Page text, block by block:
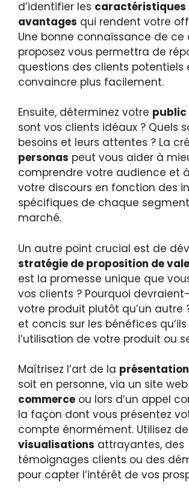
d’identifier les caractéristiques
avantages qui rendent votre
Une bonne connaissance de ce
proposez vous permettra de
questions des clients potentiels
convaincre plus facilement.
Ensuite, déterminez votre public
sont vos clients idéaux ? Quels
besoins et leurs attentes ? La
personas peut vous aider à
comprendre votre audience et
votre discours en fonction des
spécifiques de chaque
marché.
Un autre point crucial est de
stratégie de proposition de
est la promesse unique que
vos clients ? Pourquoi
votre produit plutôt qu’un autre
et concis sur les bénéfices
l’utilisation de votre produit ou
Maîtrisez l’art de la présentation
soit en personne, via un site web
commerce ou lors d’un appel
la façon dont vous présentez
compte énormément. Utilisez
visualisations attrayantes, des
témoignages clients ou des
pour capter l’intérêt de vos